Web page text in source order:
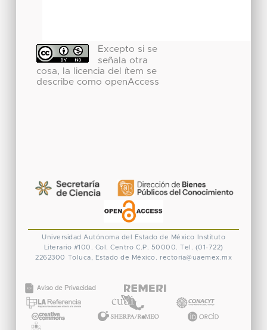
Excepto si se
señala otra
cosa, la licencia del ítem se
describe como openAccess
Universidad Autónoma del Estado de México
Instituto
Literario #100. Col. Centro C.P. 50000. Tel. (01-722)
2262300 Toluca, Estado de México. rectoria@uaemex.mx